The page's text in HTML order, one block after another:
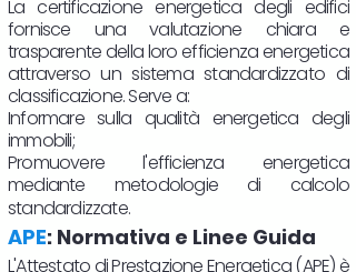
La certificazione energetica degli edifici
fornisce una valutazione chiara e
trasparente della loro efficienza energetica
attraverso un sistema standardizzato di
classificazione. Serve a:
Informare sulla qualità energetica degli
immobili;
Promuovere l'efficienza energetica
mediante metodologie di calcolo
standardizzate.
APE: Normativa e Linee Guida
L'Attestato di Prestazione Energetica (APE) è